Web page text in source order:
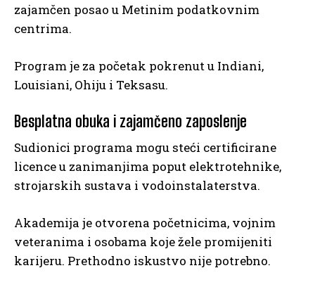
zajamčen posao u Metinim podatkovnim
centrima.
Program je za početak pokrenut u Indiani,
Louisiani, Ohiju i Teksasu.
Besplatna obuka i zajamčeno zaposlenje
Sudionici programa mogu steći certificirane
licence u zanimanjima poput elektrotehnike,
strojarskih sustava i vodoinstalaterstva.
Akademija je otvorena početnicima, vojnim
veteranima i osobama koje žele promijeniti
karijeru. Prethodno iskustvo nije potrebno.